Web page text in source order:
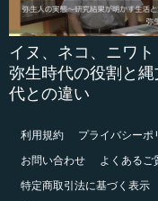
イヌ、ネコ、ニワ
弥生時代の役割と縄
代との違い
利用規約
プライバシーポ
お問い合わせ
よくあるご
特定商取引法に基づく表示